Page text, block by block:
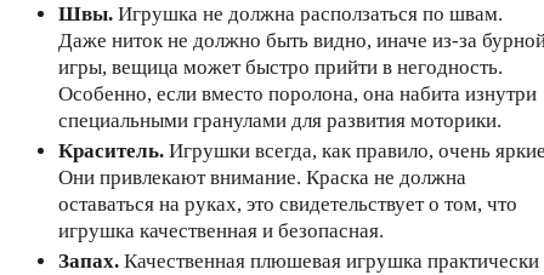
Швы. Игрушка не должна расползаться по швам.
Даже ниток не должно быть видно, иначе из-за
игры, вещица может быстро прийти в негодность.
Особенно, если вместо поролона, она набита изнутри
специальными гранулами для развития моторики.
Краситель. Игрушки всегда, как правило, очень
Они привлекают внимание. Краска не должна
оставаться на руках, это свидетельствует о том, что
игрушка качественная и безопасная.
Запах. Качественная плюшевая игрушка практически